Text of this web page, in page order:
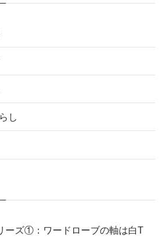
し
ーズ①：ワードローブの軸は白T